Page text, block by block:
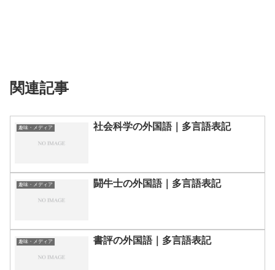
関連記事
趣味・メディア 社会科学の外国語｜多言語表記
趣味・メディア 闘牛士の外国語｜多言語表記
趣味・メディア 書評の外国語｜多言語表記